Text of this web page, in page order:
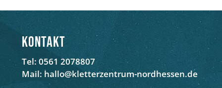
Kontakt
Tel: 0561 2078807
Mail: hallo@kletterzentrum-nordhessen.de